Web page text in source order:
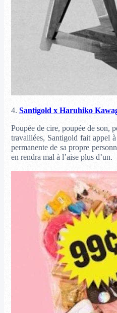
4. Santigold x Haruhiko
Poupée de cire, poupée de son,
travaillées, Santigold fait appel
permanente de sa propre
en rendra mal à l’aise plus d’un.